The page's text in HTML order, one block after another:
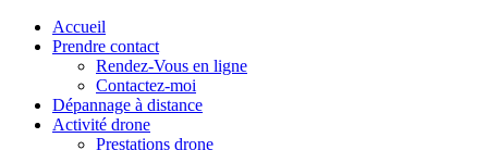
Accueil
Prendre contact
Rendez-Vous en ligne
Contactez-moi
Dépannage à distance
Activité drone
Prestations drone